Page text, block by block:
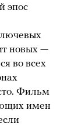
эпос
новых —
во всех
Фильм
имен